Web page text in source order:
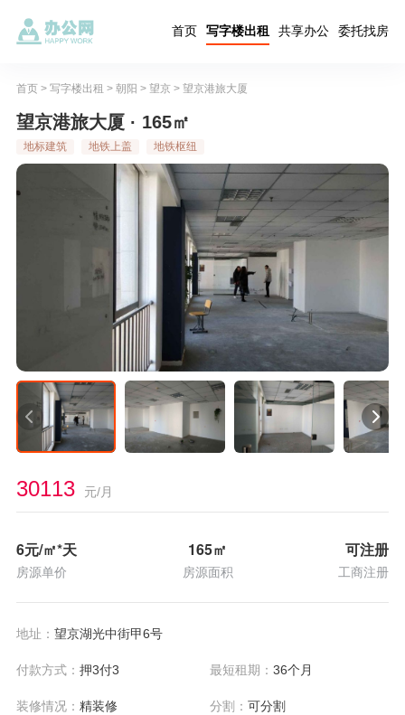
首页 写字楼出租 共享办公 委托找房
首页> 写字楼出租 > 朝阳 > 望京> 望京港旅大厦
望京港旅大厦 · 165㎡
地标建筑 地铁上盖 地铁枢纽
30113 元/月
6元/㎡*天
房源单价
165㎡
房源面积
可注册
工商注册
地址： 望京湖光中街甲6号
付款方式： 押3付3 最短租期：36个月
装修情况： 精装修 分割：可分割